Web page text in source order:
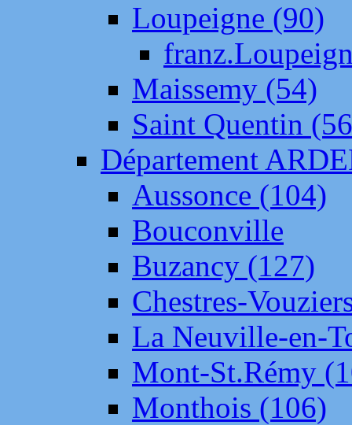
Loupeigne (90)
Maissemy (54)
Saint Quentin
Département
Aussonce (104)
Bouconville
Buzancy (127)
Chestres-
La Neuville-en-
Mont-St.Rémy
Monthois (106)